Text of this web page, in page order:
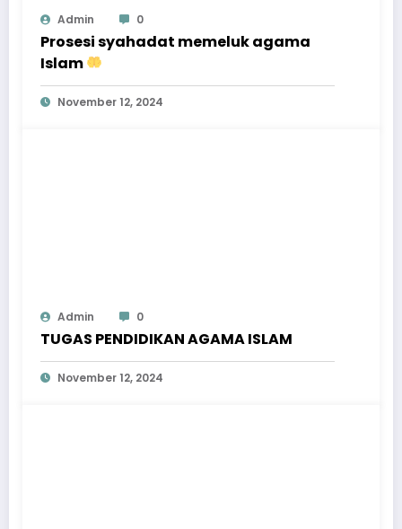
Admin 0
Prosesi syahadat memeluk agama
Islam
November 12, 2024
Admin 0
TUGAS PENDIDIKAN AGAMA ISLAM
November 12, 2024